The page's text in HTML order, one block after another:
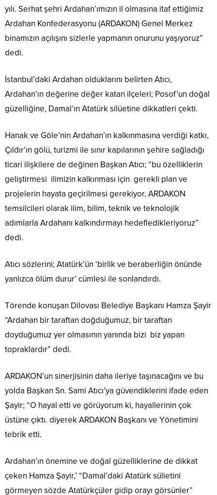
yılı. Serhat şehri Ardahan’ımızın il olmasına itaf ettiğimiz
Ardahan Konfederasyonu (ARDAKON) Genel Merkez
binamızın açılışını sizlerle yapmanın onurunu yaşıyoruz”
dedi.
İstanbul’daki Ardahan olduklarını belirten Atıcı,
Ardahan’ın değerine değer katan ilçeleri; Posof’un doğal
güzelliğine, Damal’ın Atatürk silüetine dikkatleri çekti.
Hanak ve Göle’nin Ardahan’ın kalkınmasına verdiği katkı,
Çıldır’ın gölü, turizmi ile sınır kapılarının şehire sağladığı
ticari ilişkilere de değinen Başkan Atıcı; “bu özelliklerin
geliştirmesi ilimizin kalkınması için gerekli plan ve
projelerin hayata geçirilmesi gerekiyor, ARDAKON
temsilcileri olarak ilim, bilim, teknik ve teknolojik
adımlarla Ardahanı kalkındırmayı hedefledikleriyoruz”
dedi.
Atıcı sözlerini; Atatürk’ün ‘birlik ve beraberliğin önünde
yanlızca ölüm durur’ cümlesi ile sonlandırdı.
Törende konuşan Dilovası Belediye Başkanı Hamza Şayir
“Ardahan bir taraftan doğduğumuz, bir taraftan
doyduğumuz yer olmasının yanında bizi biz yapan
topraklardır” dedi.
ARDAKON’un sinerjisinin daha ileriye taşınacağını ve bu
yolda Başkan Sn. Sami Atıcı’ya güvendiklerini ifade eden
Şayir; “O hayal etti ve görüyorum ki, hayallerinin çok
üstüne çıktı. diyerek ARDAKON Başkanı ve Yönetimini
tebrik etti.
Ardahan’ın önemine ve doğal güzelliklerine de dikkat
çeken Hamza Şayir,’ “Damal’daki Atatürk sülietini
görmeyen sözde Atatürkçüler gidip orayı görsünler”